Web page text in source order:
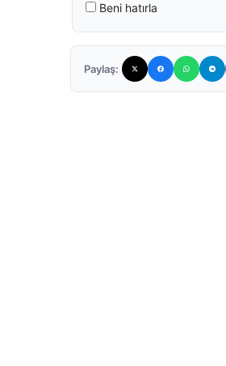
Beni hatırla
Paylaş: